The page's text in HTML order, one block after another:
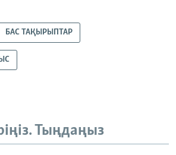
БАС ТАҚЫРЫПТАР
Тыңдаңыз